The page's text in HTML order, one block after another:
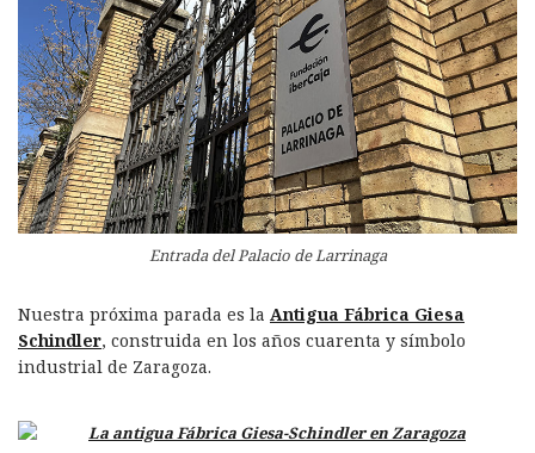
Entrada del Palacio de Larrinaga
Nuestra próxima parada es la Antigua Fábrica Giesa
Schindler, construida en los años cuarenta y símbolo
industrial de Zaragoza.